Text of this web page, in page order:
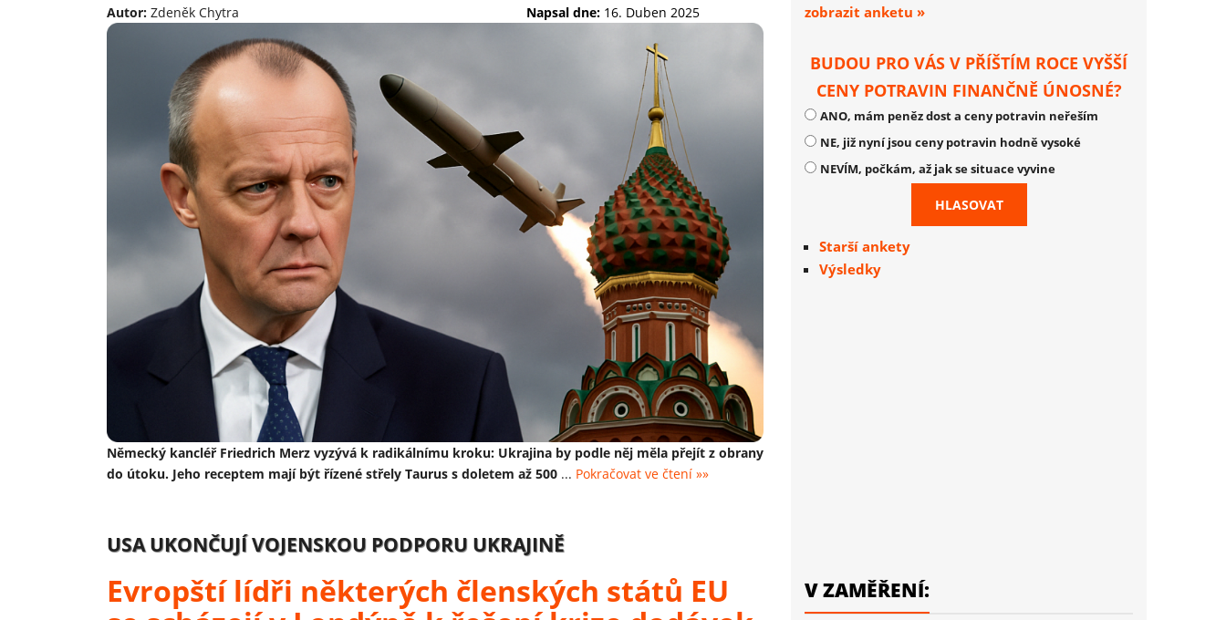
Autor: Zdeněk Chytra Napsal dne: 16. Duben 2025
Německý kancléř Friedrich Merz vyzývá k radikálnímu kroku: Ukrajina by podle něj měla přejít z obrany
do útoku. Jeho receptem mají být řízené střely Taurus s doletem až 500 ... Pokračovat ve čtení »»
USA UKONČUJÍ VOJENSKOU PODPORU UKRAJINĚ
Evropští lídři některých členských států EU
zobrazit anketu »
BUDOU PRO VÁS V PŘÍŠTÍM ROCE VYŠŠÍ
CENY POTRAVIN FINANČNĚ ÚNOSNÉ?
ANO, mám peněz dost a ceny potravin neřeším
NE, již nyní jsou ceny potravin hodně vysoké
NEVÍM, počkám, až jak se situace vyvine
Starší ankety
Výsledky
V ZAMĚŘENÍ: